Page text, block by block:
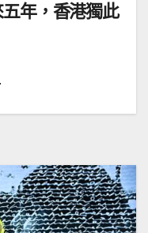
五年，香港獨此